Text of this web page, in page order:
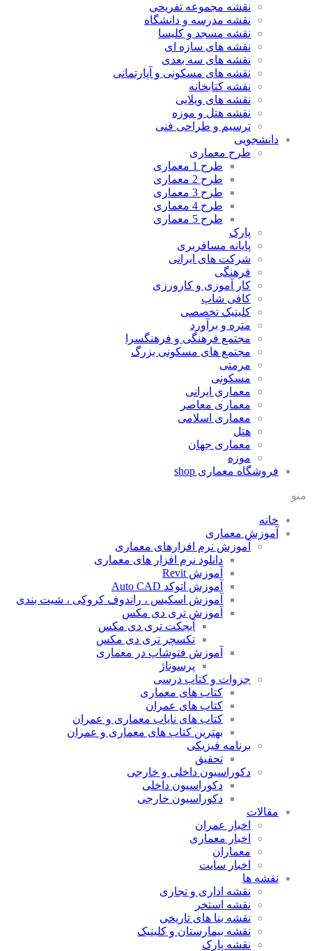
نقشه مجموعه تفریحی
نقشه مدرسه و دانشگاه
نقشه مسجد و کلیسا
نقشه های سازه ای
نقشه های سه بعدی
نقشه های مسکونی و آپارتمانی
نقشه کتابخانه
نقشه های ویلایی
نقشه هتل و موزه
ترسیم و طراحی فنی
دانشجویی
طرح معماری
طرح 1 معماری
طرح 2 معماری
طرح 3 معماری
طرح 4 معماری
طرح 5 معماری
پارک
پایانه مسافربری
شرکت های ایرانی
فرهنگی
کار آموزی و کارورزی
کافی شاپ
کلینیک تخصصی
متره و برآورد
مجتمع فرهنگی و فرهنگسرا
مجتمع های مسکونی بزرگ
مرمتی
مسکونی
معماری ایرانی
معماری معاصر
معماری اسلامی
هتل
معماری جهان
موزه
فروشگاه معماری shop
منو
خانه
آموزش معماری
آموزش نرم افزارهای معماری
دانلود نرم افزار های معماری
آموزش Revit
آموزش اتوکد Auto CAD
آموزش اسکیس ، راندوف کروکی ، شیت بندی
آموزش تری دی مکس
آبجکت تری دی مکس
تکسچر تری دی مکس
آموزش فتوشاپ در معماری
پرسوناژ
جزوات و کتاب درسی
کتاب های معماری
کتاب های عمران
کتاب های نایاب معماری و عمران
بهترین کتاب های معماری و عمران
برنامه فیزیکی
تحقیق
دکوراسیون داخلی و خارجی
دکوراسیون داخلی
دکوراسیون خارجی
مقالات
اخبار عمران
اخبار معماری
معماران
اخبار سایت
نقشه ها
نقشه اداری و تجاری
نقشه استخر
نقشه بنا های تاریخی
نقشه بیمارستان و کلینیک
نقشه پارک